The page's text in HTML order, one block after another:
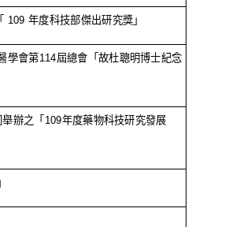
109 年度科技部傑出研究獎」
學會第114屆總會「故杜聰明博士紀念
辦之「 109年度藥物科技研究發展